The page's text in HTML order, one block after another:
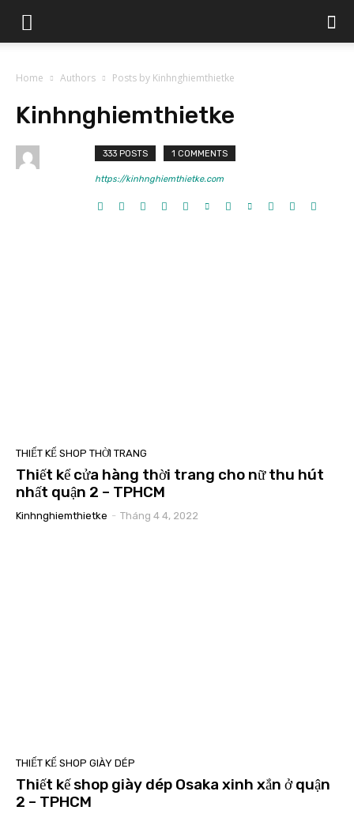
Home Authors Posts by Kinhnghiemthietke
Kinhnghiemthietke
333 POSTS 1 COMMENTS
https://kinhnghiemthietke.com
THIẾT KẾ SHOP THỜI TRANG
Thiết kể cửa hàng thời trang cho nữ thu hút
nhất quận 2 – TPHCM
Kinhnghiemthietke - Tháng 4 4, 2022
THIẾT KẾ SHOP GIÀY DÉP
Thiết kế shop giày dép Osaka xinh xắn ở quận
2 – TPHCM